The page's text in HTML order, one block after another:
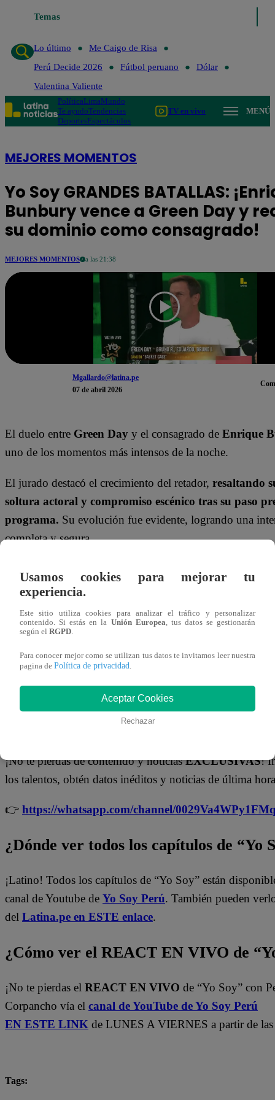
Temas
Lo último
Me Caigo de Risa
Perú Decide 2026
Fútbol peruano
Dólar
Valentina Valiente
PolíticaLimaMundo
Te ayudoTendencias
DeportesEspectáculos
TV en vivo MENÚ
MEJORES MOMENTOS
Yo Soy GRANDES BATALLAS:
Bunbury vence a Green Day y
su dominio como consagrado!
MEJORES MOMENTOS a las 21:38
Mgallardo@latina.pe
07 de abril 2026
El duelo entre Green Day y el consagrado de Enrique
uno de los momentos más intensos de la noche.
El jurado destacó el crecimiento del retador, resaltando
soltura actoral y compromiso escénico tras su paso
programa. Su evolución fue evidente, logrando una
completa y segura.
canción compleja y profunda, asumió el riesgo con
de emoción.
El resultado fue claro:en votación unánime, el
con la victoria, consolidando su lugar como uno de los
fuertes del formato.
No te olvides de unirte a nuestro
¡No te pierdas de contenido y noticiasEXCLUSIVAS!
los talentos, obtén datos inéditos y noticias de última
👉 https://whatsapp.com/channel/
¿Dónde ver todos los capítulos de “Yo
¡Latino! Todos los capítulos de “Yo Soy” están
canal de Youtube de Yo Soy Perú. También pueden
del Latina.pe en ESTE enlace.
¿Cómo ver el REACT EN VIVO de
¡No te pierdas el REACT EN VIVO de “Yo Soy” con
Corpancho vía el canal de YouTube de Yo Soy Perú
EN ESTE LINK de LUNES A VIERNES a partir de
Tags:
Usamos cookies para mejorar tu
experiencia.
Este sitio utiliza cookies para analizar el tráfico y personalizar
contenido. Si estás en la Unión Europea, tus datos se gestionarán
según el RGPD.
Para conocer mejor como se utilizan tus datos te invitamos leer nuestra
pagina de Política de privacidad.
Aceptar Cookies
Rechazar